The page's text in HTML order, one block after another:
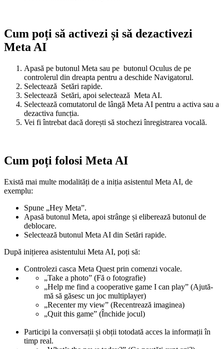
Cum poți să activezi și să dezactivezi
Meta AI
Apasă pe butonul Meta sau pe butonul Oculus de pe
controlerul din dreapta pentru a deschide Navigatorul.
Selectează Setări rapide.
Selectează Setări, apoi selectează Meta AI.
Selectează comutatorul de lângă Meta AI pentru a activa sau a
dezactiva funcția.
Vei fi întrebat dacă dorești să stochezi înregistrarea vocală.
Cum poți folosi Meta AI
Există mai multe modalități de a iniția asistentul Meta AI, de
exemplu:
Spune „Hey Meta”.
Apasă butonul Meta, apoi strânge și eliberează butonul de
deblocare.
Selectează butonul Meta AI din Setări rapide.
După inițierea asistentului Meta AI, poți să:
Controlezi casca Meta Quest prin comenzi vocale.
„Take a photo” (Fă o fotografie)
„Help me find a cooperative game I can play” (Ajută-
mă să găsesc un joc multiplayer)
„Recenter my view” (Recentrează imaginea)
„Quit this game” (Închide jocul)
Participi la conversații și obții totodată acces la informații în
timp real.